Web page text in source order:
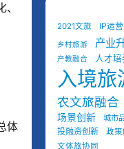
体
2021文旅 IP运营
乡村旅游 产业
产教融合 人才培
入境旅
农文旅融合
场景创新 城市
投融资创新 政策
文体旅协同